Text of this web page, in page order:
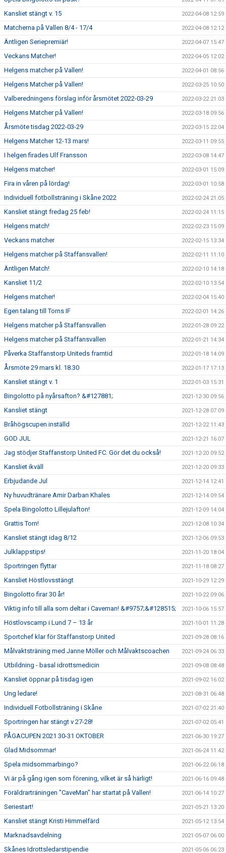
Kansliet stängt v. 15 2022-04-08 12:59
Matcherna på Vallen 8/4 - 17/4 2022-04-08 12:12
Äntligen Seriepremiär! 2022-04-07 15:47
Veckans Matcher! 2022-04-05 12:02
Helgens matcher på Vallen! 2022-04-01 08:56
Helgens Matcher på Vallen! 2022-03-25 10:50
Valberedningens förslag inför årsmötet 2022-03-29 2022-03-22 21:03
Helgens Matcher på Vallen! 2022-03-18 09:56
Årsmöte tisdag 2022-03-29 2022-03-15 22:04
Helgens Matcher 12-13 mars! 2022-03-11 09:55
I helgen firades Ulf Fransson 2022-03-08 14:47
Helgens matcher! 2022-03-01 15:09
Fira in våren på lördag! 2022-03-01 10:58
Individuell fotbollsträning i Skåne 2022 2022-02-24 21:05
Kansliet stängt fredag 25 feb! 2022-02-24 11:15
Helgens match! 2022-02-23 15:09
Veckans matcher 2022-02-15 13:34
Helgens matcher på Staffansvallen! 2022-02-11 11:10
Äntligen Match! 2022-02-10 14:18
Kansliet 11/2 2022-02-10 13:54
Helgens matcher! 2022-02-04 15:40
Egen talang till Torns IF 2022-02-01 14:26
Helgens matcher på Staffansvallen 2022-01-28 09:22
Helgens matcher på Staffansvallen 2022-01-21 14:34
Påverka Staffanstorp Uniteds framtid 2022-01-18 14:09
Årsmöte 29 mars kl. 18.30 2022-01-17 17:13
Kansliet stängt v. 1 2022-01-03 15:31
Bingolotto på nyårsafton? &#127881; 2021-12-30 09:56
Kansliet stängt 2021-12-28 07:09
Bråhögscupen inställd 2021-12-22 11:43
GOD JUL 2021-12-21 16:07
Jag stödjer Staffanstorp United FC. Gör det du också! 2021-12-20 09:52
Kansliet ikväll 2021-12-20 09:33
Erbjudande Jul 2021-12-14 12:41
Ny huvudtränare Amir Darban Khales 2021-12-14 09:54
Spela Bingolotto Lillejulafton! 2021-12-09 14:04
Grattis Torn! 2021-12-08 10:34
Kansliet stängt idag 8/12 2021-12-06 09:53
Julklappstips! 2021-11-20 18:04
Sportringen flyttar 2021-11-18 08:27
Kansliet Höstlovsstängt 2021-10-29 12:29
Bingolotto firar 30 år! 2021-10-22 09:06
Viktig info till alla som deltar i Caveman! &#9757;&#128515; 2021-10-06 15:57
Höstlovscamp i Lund 7 – 13 år 2021-10-01 11:28
Sportchef klar för Staffanstorp United 2021-09-28 08:16
Målvaktsträning med Janne Möller och Målvaktscoachen 2021-09-24 06:33
Utbildning - basal idrottsmedicin 2021-09-08 08:48
Kansliet öppnar på tisdag igen 2021-09-02 16:02
Ung ledare! 2021-08-31 06:48
Individuell Fotbollsträning i Skåne 2021-07-02 21:40
Sportringen har stängt v 27-28! 2021-07-02 05:41
PÅGACUPEN 2021 30-31 OKTOBER 2021-06-30 19:27
Glad Midsommar! 2021-06-24 11:42
Spela midsommarbingo? 2021-06-22 06:18
Vi är på gång igen som förening, vilket är så härligt! 2021-06-16 09:48
Föräldrarträningen "CaveMan" har startat på Vallen! 2021-06-14 10:27
Seriestart! 2021-05-21 13:20
Kansliet stängt Kristi Himmelfärd 2021-05-12 13:54
Marknadsavdelning 2021-05-07 06:00
Skånes Idrottsledarstipendie 2021-05-06 06:23